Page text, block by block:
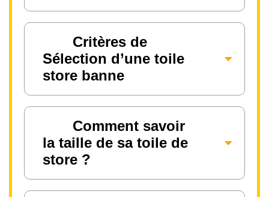
Critères de
Sélection d’une toile
store banne
Comment savoir
la taille de sa toile de
store ?